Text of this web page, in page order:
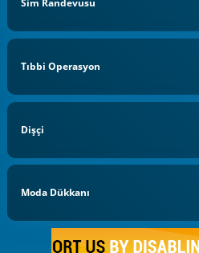
Sim Randevusu
Tıbbi Operasyon
Dişçi
Moda Dükkanı